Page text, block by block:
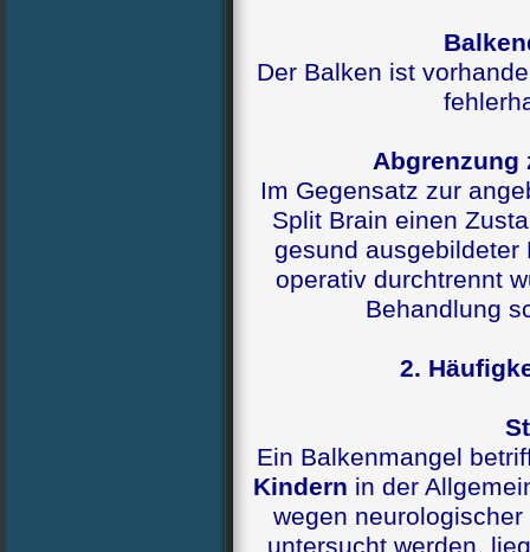
Der Balken ist
Abgrenzung
Im Gegensatz zur
Split Brain einen
gesund ausgebildeter
operativ durchtrennt
Behandlung
2.
Ein Balkenmangel
Kindern in der
wegen
untersucht werden,